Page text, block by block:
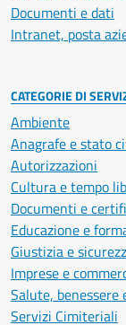
Documenti e dati
Intranet, posta
CATEGORIE DI
Ambiente
Anagrafe e stato
Autorizzazioni
Cultura e tempo
Documenti e
Educazione e
Giustizia e
Imprese e
Salute, benessere
Servizi Cimiteriali